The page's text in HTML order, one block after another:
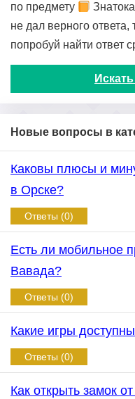
по предмету
не дал верного ответа,
попробуй найти ответ
Новые вопросы в
Каковы плюсы и
в Орске?
Ответы (0)
Есть ли мобильное
Вавада?
Ответы (0)
Какие игры
Ответы (0)
Как открыть замок